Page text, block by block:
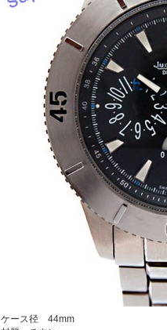
ケース径 44mm